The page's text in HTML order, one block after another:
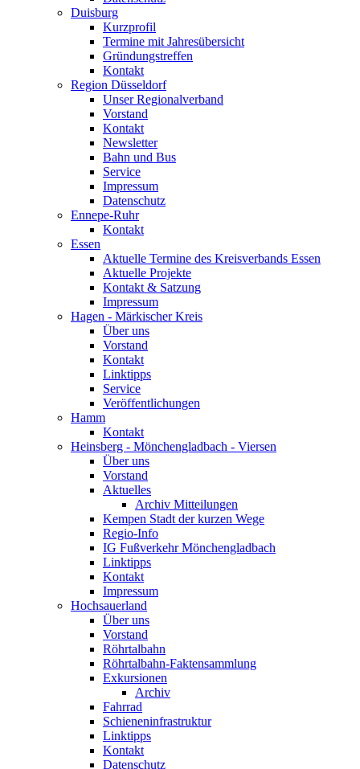
Duisburg
Kurzprofil
Termine mit Jahresübersicht
Gründungstreffen
Kontakt
Region Düsseldorf
Unser Regionalverband
Vorstand
Kontakt
Newsletter
Bahn und Bus
Service
Impressum
Datenschutz
Ennepe-Ruhr
Kontakt
Essen
Aktuelle Termine des Kreisverbands Essen
Aktuelle Projekte
Kontakt & Satzung
Impressum
Hagen - Märkischer Kreis
Über uns
Vorstand
Kontakt
Linktipps
Service
Veröffentlichungen
Hamm
Kontakt
Heinsberg - Mönchengladbach - Viersen
Über uns
Vorstand
Aktuelles
Archiv Mitteilungen
Kempen Stadt der kurzen Wege
Regio-Info
IG Fußverkehr Mönchengladbach
Linktipps
Kontakt
Impressum
Hochsauerland
Über uns
Vorstand
Röhrtalbahn
Röhrtalbahn-Faktensammlung
Exkursionen
Archiv
Fahrrad
Schieneninfrastruktur
Linktipps
Kontakt
Datenschutz